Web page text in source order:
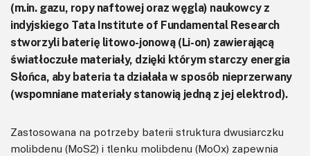
(m.in. gazu, ropy naftowej oraz węgla) naukowcy z
indyjskiego Tata Institute of Fundamental Research
stworzyli baterię litowo-jonową (Li-on) zawierającą
światłoczułe materiały, dzięki którym starczy energia
Słońca, aby bateria ta działała w sposób nieprzerwany
(wspomniane materiały stanowią jedną z jej elektrod).
Zastosowana na potrzeby baterii struktura dwusiarczku
molibdenu (MoS2) i tlenku molibdenu (MoOx) zapewnia